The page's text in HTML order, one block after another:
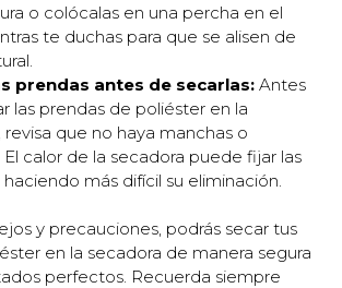
o colócalas en una percha en el
te duchas para que se alisen de
prendas antes de secarlas: Antes
las prendas de poliéster en la
revisa que no haya manchas o
El calor de la secadora puede fijar las
haciendo más difícil su eliminación.
y precauciones, podrás secar tus
en la secadora de manera segura
perfectos. Recuerda siempre